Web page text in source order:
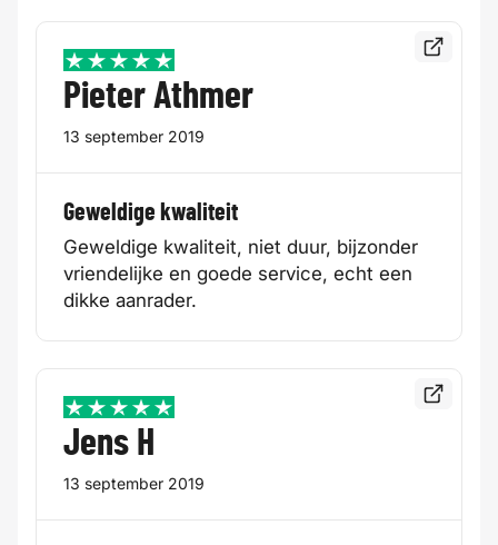
5 / 5
Pieter Athmer
13 september 2019
Geweldige kwaliteit
Geweldige kwaliteit, niet duur, bijzonder
vriendelijke en goede service, echt een
dikke aanrader.
Bekijk
5 / 5
Jens H
13 september 2019
Bekijk